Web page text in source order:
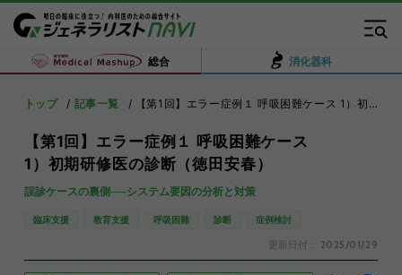
総合 消化器科
トップ 記事一覧 【第1回】エラー症例１ 呼吸困難ケース 1）初期研修医の診断（徳田安春）
【第1回】エラー症例１ 呼吸困難ケース
1）初期研修医の診断（徳田安春）
誤診ケースの裏側──システム要因の分析と対策
臨床支援 教育支援 呼吸困難 診断 症例検討
更新日付： 2025/01/29